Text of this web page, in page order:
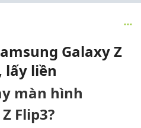
Galaxy Z
lấy liền
màn hình
Flip3?